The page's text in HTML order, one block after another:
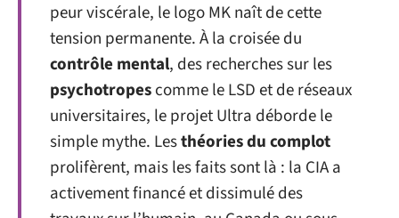
peur viscérale, le logo MK naît de cette
tension permanente. À la croisée du
contrôle mental, des recherches sur les
psychotropescomme le LSD et de réseaux
universitaires, le projet Ultra déborde le
simple mythe. Lesthéories du complot
prolifèrent, mais les faits sont là : la CIA a
activement financé et dissimulé des